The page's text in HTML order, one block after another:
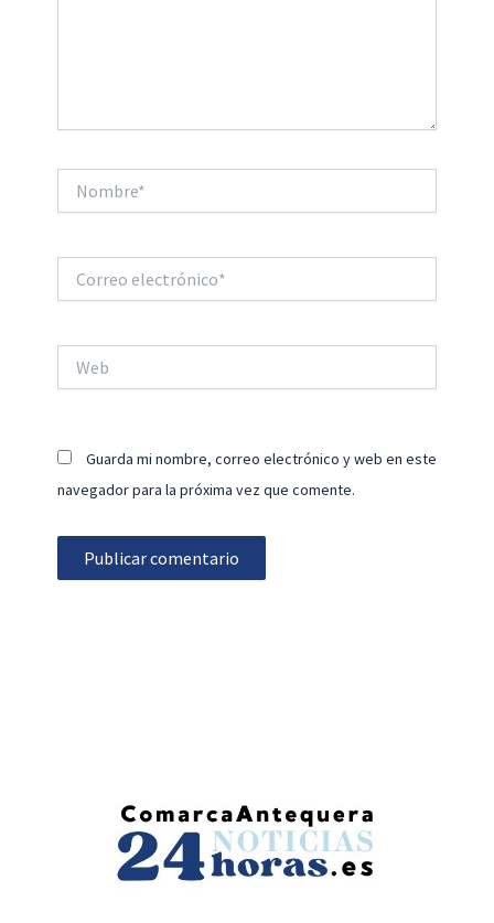
electrónico*
Guarda mi nombre, correo electrónico y web en este
navegador para la próxima vez que comente.